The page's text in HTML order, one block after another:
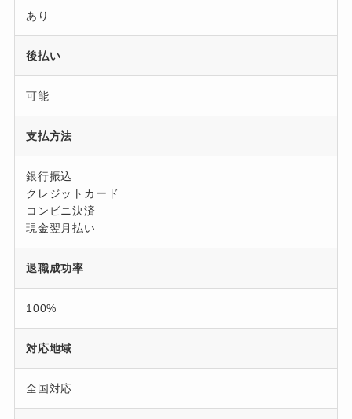
あり
後払い
可能
支払方法
銀行振込
クレジットカード
コンビニ決済
現金翌月払い
退職成功率
100%
対応地域
全国対応